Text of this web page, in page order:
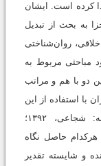
کرده است. ایشان
به بحث از تبدیل
روان‌شناختی
مباحثی مربوط به
دو با هم و مراتب
با استفاده از این
مباحث، به پژوهش‌هایی پرداخته‌ ‏(برای نمونه: شجاعی، ۱۳۹۲‬؛
که هرکدام حاصل نگاه
و شایسته تقدیر